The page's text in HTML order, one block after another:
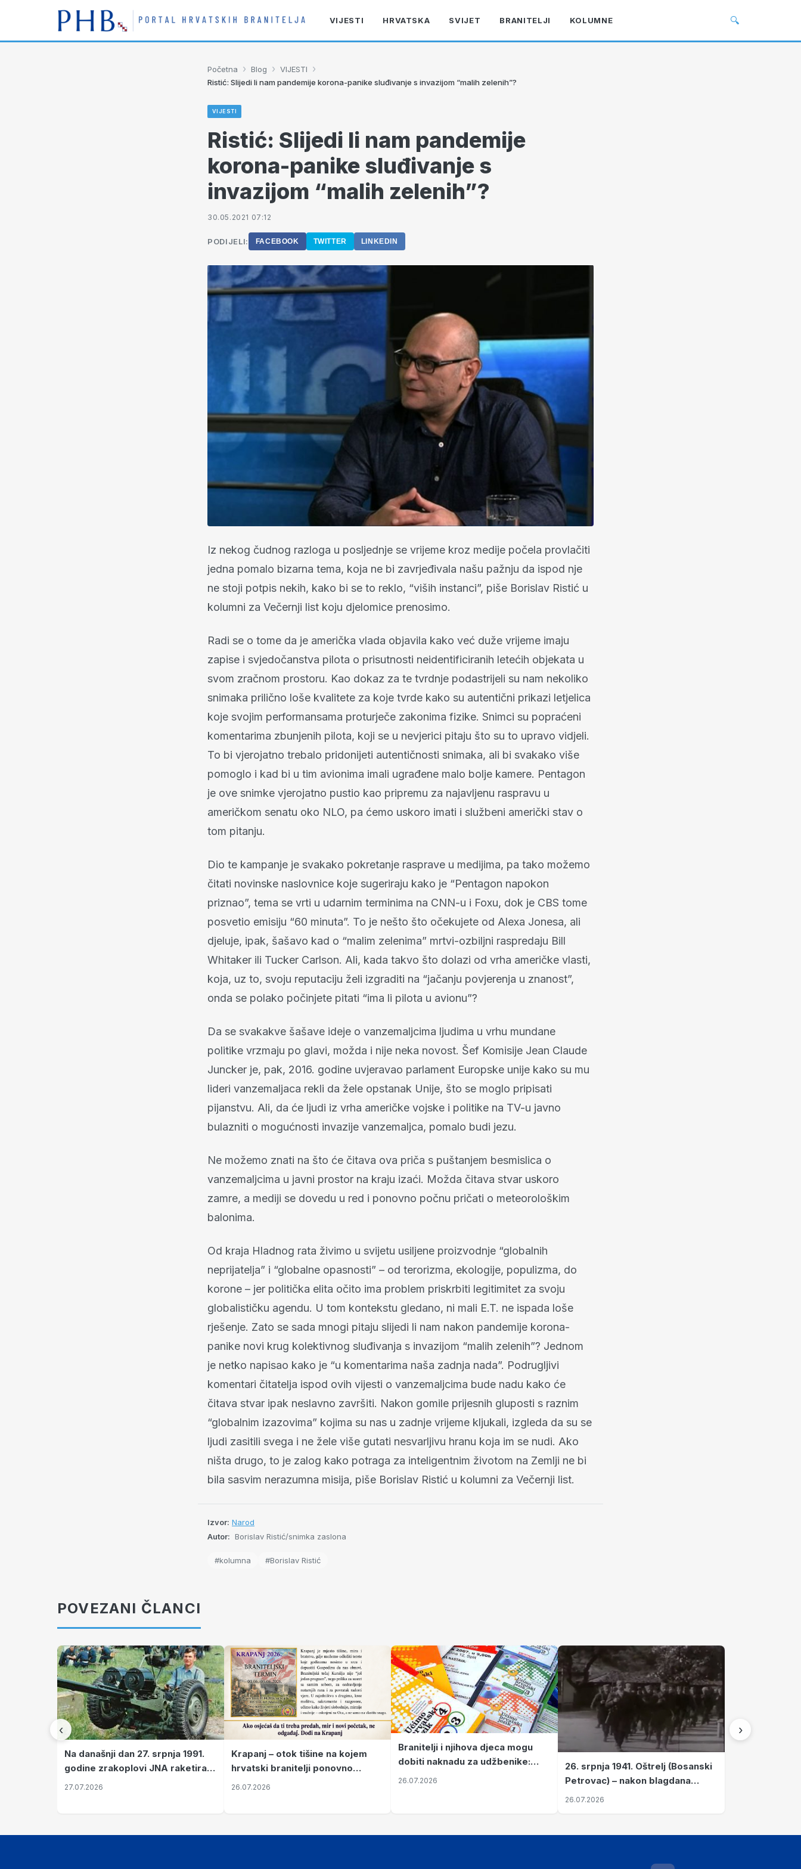
VIJESTI HRVATSKA SVIJET BRANITELJI KOLUMNE 🔍
Početna › Blog › VIJESTI ›
Ristić: Slijedi li nam pandemije korona-panike sluđivanje s invazijom “malih zelenih”?
VIJESTI
Ristić: Slijedi li nam pandemije
korona-panike sluđivanje s
invazijom “malih zelenih”?
30.05.2021 07:12
PODIJELI: FACEBOOK TWITTER LINKEDIN
Iz nekog čudnog razloga u posljednje se vrijeme kroz medije počela provlačiti
jedna pomalo bizarna tema, koja ne bi zavrjeđivala našu pažnju da ispod nje
ne stoji potpis nekih, kako bi se to reklo, “viših instanci”, piše Borislav Ristić u
kolumni za Večernji list koju djelomice prenosimo.
Radi se o tome da je američka vlada objavila kako već duže vrijeme imaju
zapise i svjedočanstva pilota o prisutnosti neidentificiranih letećih objekata u
svom zračnom prostoru. Kao dokaz za te tvrdnje podastrijeli su nam nekoliko
snimaka prilično loše kvalitete za koje tvrde kako su autentični prikazi letjelica
koje svojim performansama proturječe zakonima fizike. Snimci su popraćeni
komentarima zbunjenih pilota, koji se u nevjerici pitaju što su to upravo vidjeli.
To bi vjerojatno trebalo pridonijeti autentičnosti snimaka, ali bi svakako više
pomoglo i kad bi u tim avionima imali ugrađene malo bolje kamere. Pentagon
je ove snimke vjerojatno pustio kao pripremu za najavljenu raspravu u
američkom senatu oko NLO, pa ćemo uskoro imati i službeni američki stav o
tom pitanju.
Dio te kampanje je svakako pokretanje rasprave u medijima, pa tako možemo
čitati novinske naslovnice koje sugeriraju kako je “Pentagon napokon
priznao”, tema se vrti u udarnim terminima na CNN-u i Foxu, dok je CBS tome
posvetio emisiju “60 minuta”. To je nešto što očekujete od Alexa Jonesa, ali
djeluje, ipak, šašavo kad o “malim zelenima” mrtvi-ozbiljni raspredaju Bill
Whitaker ili Tucker Carlson. Ali, kada takvo što dolazi od vrha američke vlasti,
koja, uz to, svoju reputaciju želi izgraditi na “jačanju povjerenja u znanost”,
onda se polako počinjete pitati “ima li pilota u avionu”?
Da se svakakve šašave ideje o vanzemaljcima ljudima u vrhu mundane
politike vrzmaju po glavi, možda i nije neka novost. Šef Komisije Jean Claude
Juncker je, pak, 2016. godine uvjeravao parlament Europske unije kako su mu
lideri vanzemaljaca rekli da žele opstanak Unije, što se moglo pripisati
pijanstvu. Ali, da će ljudi iz vrha američke vojske i politike na TV-u javno
bulazniti o mogućnosti invazije vanzemaljca, pomalo budi jezu.
Ne možemo znati na što će čitava ova priča s puštanjem besmislica o
vanzemaljcima u javni prostor na kraju izaći. Možda čitava stvar uskoro
zamre, a mediji se dovedu u red i ponovno počnu pričati o meteorološkim
balonima.
Od kraja Hladnog rata živimo u svijetu usiljene proizvodnje “globalnih
neprijatelja” i “globalne opasnosti” – od terorizma, ekologije, populizma, do
korone – jer politička elita očito ima problem priskrbiti legitimitet za svoju
globalističku agendu. U tom kontekstu gledano, ni mali E.T. ne ispada loše
rješenje. Zato se sada mnogi pitaju slijedi li nam nakon pandemije korona-
panike novi krug kolektivnog sluđivanja s invazijom “malih zelenih”? Jednom
je netko napisao kako je “u komentarima naša zadnja nada”. Podrugljivi
komentari čitatelja ispod ovih vijesti o vanzemaljcima bude nadu kako će
čitava stvar ipak neslavno završiti. Nakon gomile prijesnih gluposti s raznim
“globalnim izazovima” kojima su nas u zadnje vrijeme kljukali, izgleda da su se
ljudi zasitili svega i ne žele više gutati nesvarljivu hranu koja im se nudi. Ako
ništa drugo, to je zalog kako potraga za inteligentnim životom na Zemlji ne bi
bila sasvim nerazumna misija, piše Borislav Ristić u kolumni za Večernji list.
Izvor: Narod
Autor: Borislav Ristić/snimka zaslona
#kolumna #Borislav Ristić
POVEZANI ČLANCI
‹
Na današnji dan 27. srpnja 1991.
godine zrakoplovi JNA raketirali
su vojarnu i obučni centar "Nikola
27.07.2026
Krapanj – otok tišine na kojem
hrvatski branitelji ponovno
pronalaze mir
26.07.2026
Branitelji i njihova djeca mogu
dobiti naknadu za udžbenike:
zahtjevi se podnose do 31.
26.07.2026
26. srpnja 1941. Oštrelj (Bosanski
Petrovac) – nakon blagdana
Svete Ane izvršen napad srpskih
26.07.2026
›